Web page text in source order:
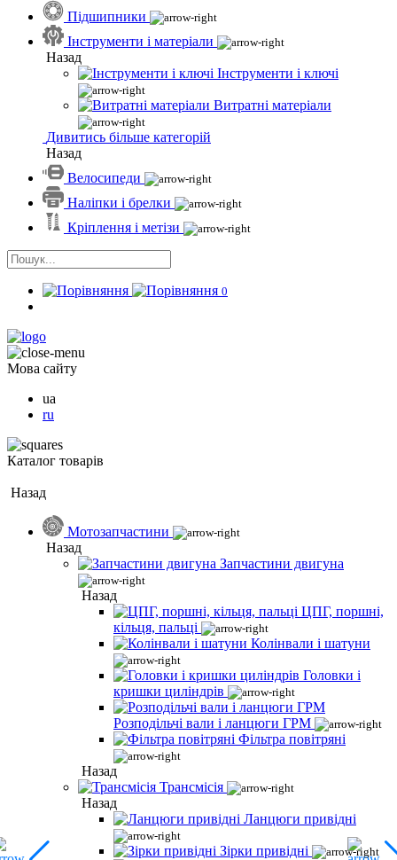
Підшипники
Інструменти і матеріали
Назад
Інструменти і ключі
Витратні матеріали
Дивитись більше категорій
Назад
Велосипеди
Наліпки і брелки
Кріплення і метізи
0
Мова сайту
ua
ru
Каталог товарів
Назад
Мотозапчастини
Назад
Запчастини двигуна
Назад
ЦПГ, поршні,
кільця, пальці
Колінвали і шатуни
Головки і
кришки циліндрів
Розподільчі вали і ланцюги ГРМ
Фільтра повітряні
Назад
Трансмісія
Назад
Ланцюги привідні
Зірки привідні